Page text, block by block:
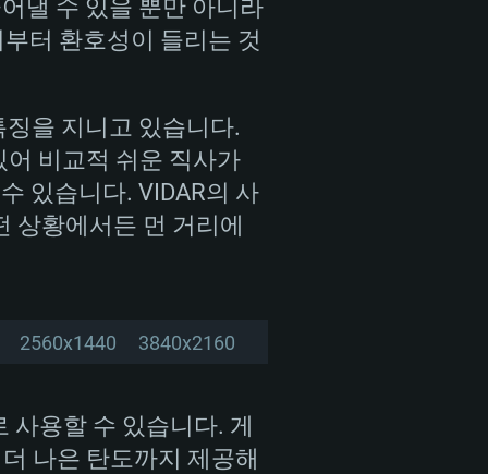
i5 또는 Ryzen 5 3600 이상
11 이상을 지원하는 Nvidia
AMD RX 570 혹은 그 이상
Xeon 은 지원하지 않습니
지원하는 Radeon Vega II 이
GB (전체 클라이언트)
i7
을 지원하고, 최신 그래픽 드라
1060 (6개월 미만) 혹은 그
지며 최신 그래픽 드라이버를
인터넷
GB (전체 클라이언트)
기도 합니다. 2015년,
K9을 도입하게 됩니
문의 수출 계약을 체결
낼 수 있을 뿐만 아니라
터 환호성이 들리는 것
을 지니고 있습니다.
비교적 쉬운 직사가
있습니다. VIDAR의 사
상황에서든 먼 거리에
2560x1440 3840x2160
사용할 수 있습니다. 게
나은 탄도까지 제공해